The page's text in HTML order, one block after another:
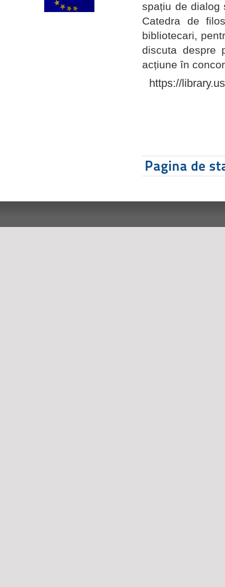
spațiu de dialog
Catedra de
bibliotecari,
discuta despre
acțiune în
https://
Pagina de